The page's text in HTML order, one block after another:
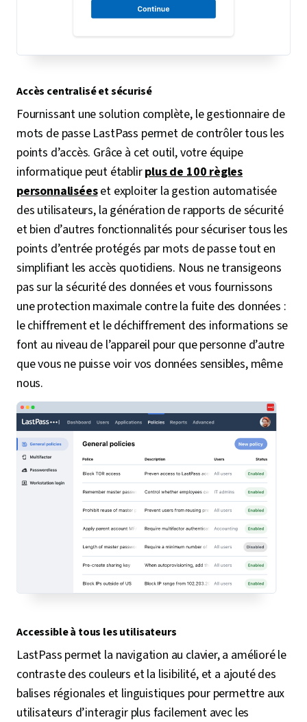
Accès centralisé et sécurisé
Fournissant une solution complète, le gestionnaire de
mots de passe LastPass permet de contrôler tous les
points d’accès. Grâce à cet outil, votre équipe
informatique peut établirplus de 100 règles
personnaliséeset exploiter la gestion automatisée
des utilisateurs, la génération de rapports de sécurité
et bien d’autres fonctionnalités pour sécuriser tous les
points d’entrée protégés par mots de passe tout en
simplifiant les accès quotidiens. Nous ne transigeons
pas sur la sécurité des données et vous fournissons
une protection maximale contre la fuite des données :
le chiffrement et le déchiffrement des informations se
font au niveau de l’appareil pour que personne d’autre
que vous ne puisse voir vos données sensibles, même
nous.
Accessible à tous les utilisateurs
LastPass permet la navigation au clavier, a amélioré le
contraste des couleurs et la lisibilité, et a ajouté des
balises régionales et linguistiques pour permettre aux
utilisateurs d’interagir plus facilement avec les